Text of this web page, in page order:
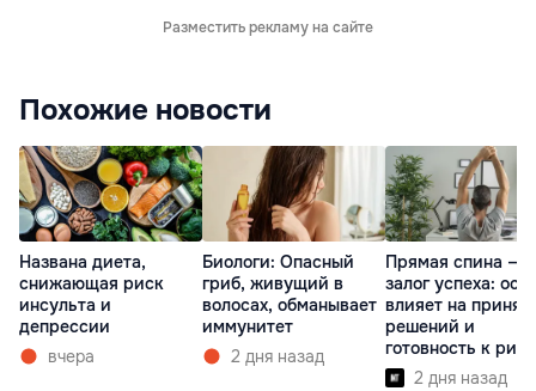
Разместить рекламу на сайте
Похожие новости
Названа диета,
снижающая риск
инсульта и
депрессии
вчера
Биологи: Опасный
гриб, живущий в
волосах, обманывает
иммунитет
2 дня назад
Прямая спина —
залог успеха:
влияет на
решений и
готовность к
2 дня назад